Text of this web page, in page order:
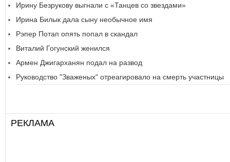
Ирину Безрукову выгнали с «Танцев со звездами»
Ирина Билык дала сыну необычное имя
Рэпер Потап опять попал в скандал
Виталий Гогунский женился
Армен Джигарханян подал на развод
Руководство "Зваженых" отреагировало на смерть участницы
РЕКЛАМА